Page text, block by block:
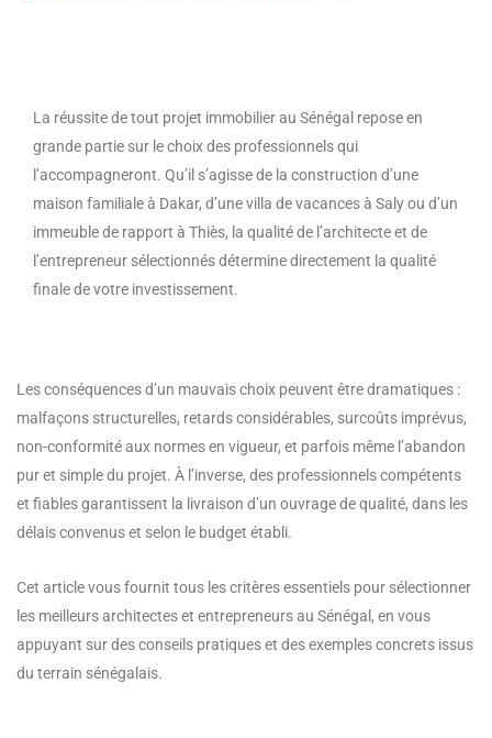
La réussite de tout projet immobilier au Sénégal repose en
grande partie sur le choix des professionnels qui
l’accompagneront. Qu’il s’agisse de la construction d’une
maison familiale à Dakar, d’une villa de vacances à Saly ou d’un
immeuble de rapport à Thiès, la qualité de l’architecte et de
l’entrepreneur sélectionnés détermine directement la qualité
finale de votre investissement.
Les conséquences d’un mauvais choix peuvent être dramatiques :
malfaçons structurelles, retards considérables, surcoûts imprévus,
non-conformité aux normes en vigueur, et parfois même l’abandon
pur et simple du projet. À l’inverse, des professionnels compétents
et fiables garantissent la livraison d’un ouvrage de qualité, dans les
délais convenus et selon le budget établi.
Cet article vous fournit tous les critères essentiels pour sélectionner
les meilleurs architectes et entrepreneurs au Sénégal, en vous
appuyant sur des conseils pratiques et des exemples concrets issus
du terrain sénégalais.